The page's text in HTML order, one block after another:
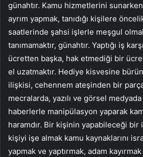
günahtır. Kamu hizmetlerini
ayrım yapmak, tanıdığı kişilere
saatlerinde şahsi işlerle meşgul
tanımamaktır, günahtır. Yaptığı iş
ücretten başka, hak etmediği bir
el uzatmaktır. Hediye kisvesine
ilişkisi, cehennem ateşinden bir
mecralarda, yazılı ve görsel medyada
haberlerle manipülasyon yaparak
haramdır. Bir kişinin yapabileceği
kişiyi işe almak kamu kaynaklarını
yapmak ve yaptırmak, adam